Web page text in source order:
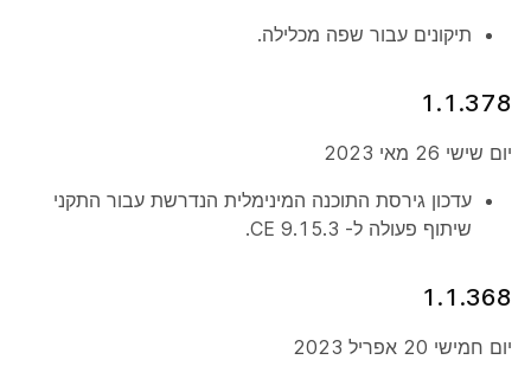
תיקונים עבור שפה מכלילה.
1.1.378
יום שישי 26 מאי 2023
עדכון גירסת התוכנה המינימלית הנדרשת עבור התקני
שיתוף פעולה ל- CE 9.15.3.
1.1.368
יום חמישי 20 אפריל 2023